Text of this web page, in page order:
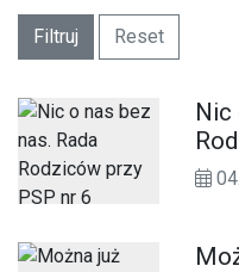
Filtruj Reset
Nic